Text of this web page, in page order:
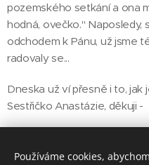
pozemského setkání a ona
hodná, ovečko." Naposledy,
odchodem k Pánu, už jsme
radovaly se...
Dneska už ví přesně i to, jak
Sestřičko Anastázie, děkuji -
Používáme cookies,